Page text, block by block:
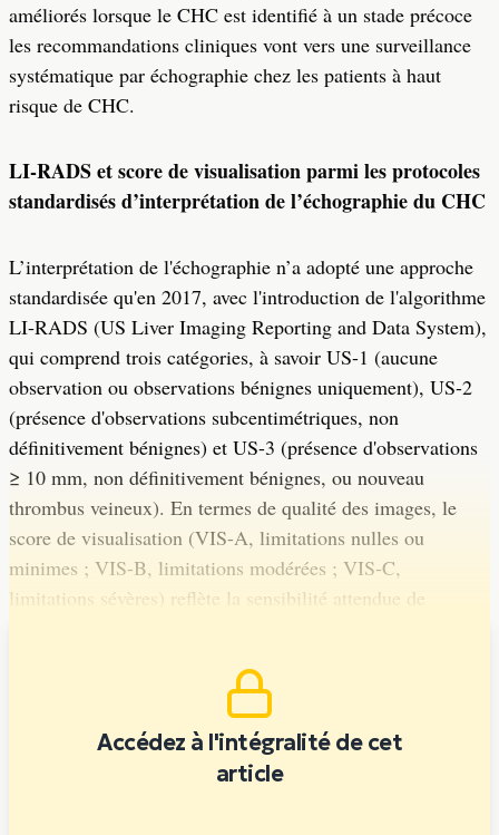
améliorés lorsque le CHC est identifié à un stade précoce
les recommandations cliniques vont vers une surveillance
systématique par échographie chez les patients à haut
risque de CHC.
LI-RADS et score de visualisation parmi les protocoles
standardisés d’interprétation de l’échographie du CHC
L’interprétation de l'échographie n’a adopté une approche
standardisée qu'en 2017, avec l'introduction de l'algorithme
LI-RADS (US Liver Imaging Reporting and Data System),
qui comprend trois catégories, à savoir US-1 (aucune
observation ou observations bénignes uniquement), US-2
(présence d'observations subcentimétriques, non
définitivement bénignes) et US-3 (présence d'observations
≥ 10 mm, non définitivement bénignes, ou nouveau
thrombus veineux). En termes de qualité des images, le
score de visualisation (VIS-A, limitations nulles ou
minimes ; VIS-B, limitations modérées ; VIS-C,
limitations sévères) reflète la sensibilité attendue de
Accédez à l'intégralité de cet
article